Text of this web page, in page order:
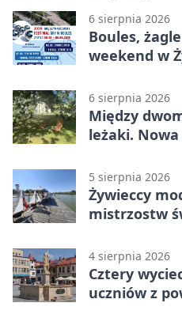
6 sierpnia 2026
Boules,
weekend w
6 sierpnia 2026
Między
leżaki.
5 sierpnia 2026
Żywieccy
mistrzostw
4 sierpnia 2026
Cztery
uczniów z